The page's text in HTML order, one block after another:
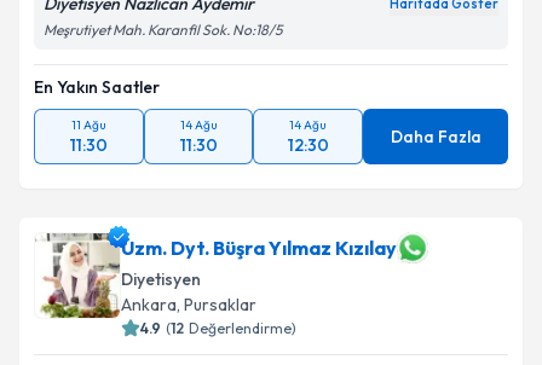
Haritada Göster
Meşrutiyet Mah. Karanfil Sok. No:18/5
En Yakın Saatler
11 Ağu
11:30
14 Ağu
11:30
14 Ağu
12:30 Daha Fazla
Uzm. Dyt. Büşra Yılmaz Kızılay
Diyetisyen
Ankara, Pursaklar
4.9 (12 Değerlendirme)